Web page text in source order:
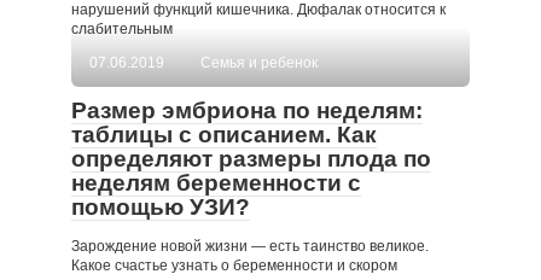
нарушений функций кишечника. Дюфалак относится к
слабительным
07.06.2019
Семья и ребенок
Размер эмбриона по неделям:
таблицы с описанием. Как
определяют размеры плода по
неделям беременности с
помощью УЗИ?
Зарождение новой жизни — есть таинство великое.
Какое счастье узнать о беременности и скором